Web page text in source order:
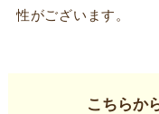
性がございます。
こちらか